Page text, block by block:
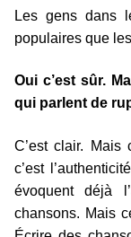
Les gens dans
populaires que
Oui c’est sûr.
qui parlent de
C’est clair.
c’est
évoquent déjà
chansons. Mais